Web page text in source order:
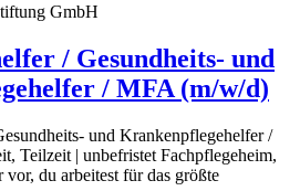
GmbH
/ Gesundheits- und
/ MFA (m/w/d)
und Krankenpflegehelfer /
Teilzeit | unbefristet Fachpflegeheim,
du arbeitest für das größte